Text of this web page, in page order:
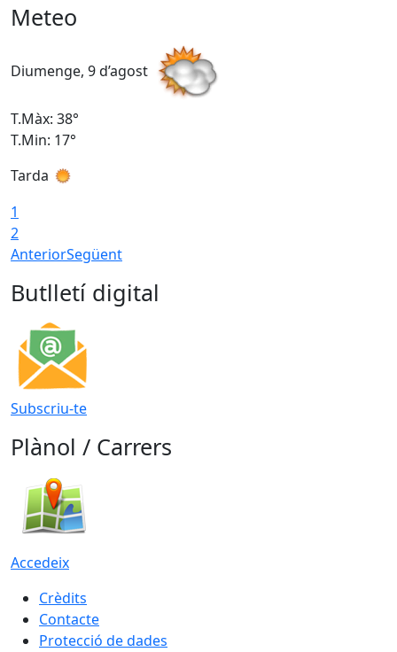
Meteo
Diumenge, 9 d’agost
T.Màx: 38°
T.Min: 17°
Tarda
1
2
AnteriorSegüent
Butlletí digital
Subscriu-te
Plànol / Carrers
Accedeix
Crèdits
Contacte
Protecció de dades